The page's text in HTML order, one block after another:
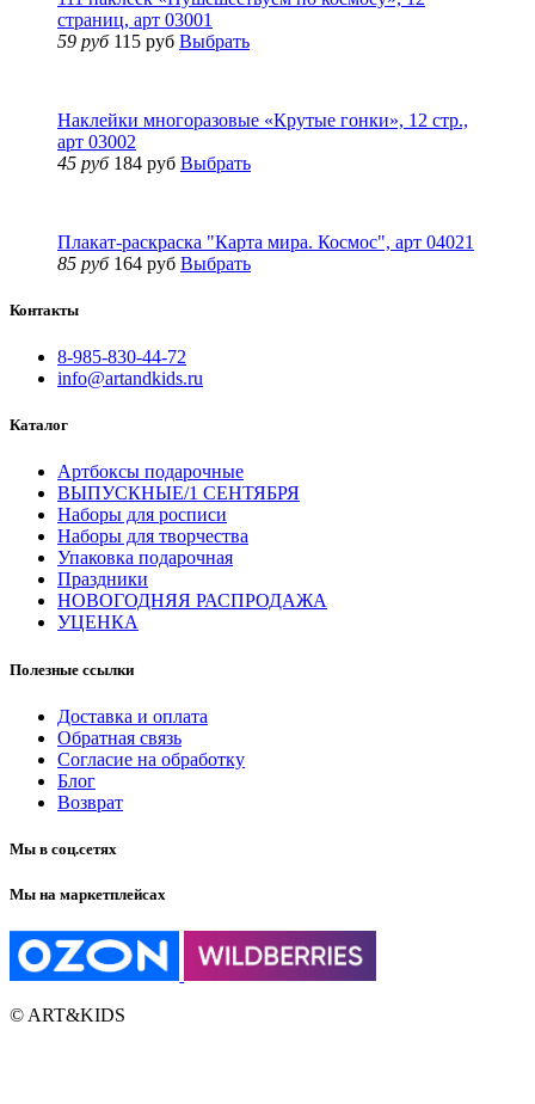
страниц, арт 03001
59 руб 115 руб Выбрать
Наклейки многоразовые «Крутые гонки», 12 стр.,
арт 03002
45 руб 184 руб Выбрать
Плакат-раскраска "Карта мира. Космос", арт 04021
85 руб 164 руб Выбрать
Контакты
8-985-830-44-72
info@artandkids.ru
Каталог
Артбоксы подарочные
ВЫПУСКНЫЕ/1 СЕНТЯБРЯ
Наборы для росписи
Наборы для творчества
Упаковка подарочная
Праздники
НОВОГОДНЯЯ РАСПРОДАЖА
УЦЕНКА
Полезные ссылки
Доставка и оплата
Обратная связь
Согласие на обработку
Блог
Возврат
Мы в соц.сетях
Мы на маркетплейсах
© ART&KIDS